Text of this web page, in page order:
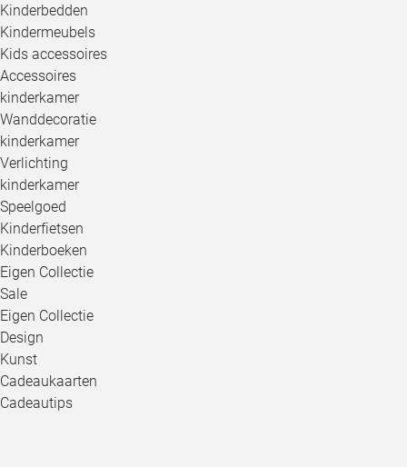
Kinderbedden
Kindermeubels
Kids accessoires
Accessoires
kinderkamer
Wanddecoratie
kinderkamer
Verlichting
kinderkamer
Speelgoed
Kinderfietsen
Kinderboeken
Eigen Collectie
Sale
Eigen Collectie
Design
Kunst
Cadeaukaarten
Cadeautips